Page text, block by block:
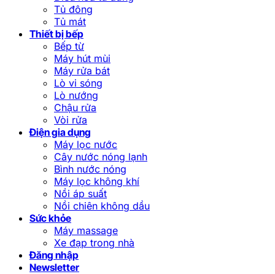
Tủ đông
Tủ mát
Thiết bị bếp
Bếp từ
Máy hút mùi
Máy rửa bát
Lò vi sóng
Lò nướng
Chậu rửa
Vòi rửa
Điện gia dụng
Máy lọc nước
Cây nước nóng lạnh
Bình nước nóng
Máy lọc không khí
Nồi áp suất
Nồi chiên không dầu
Sức khỏe
Máy massage
Xe đạp trong nhà
Đăng nhập
Newsletter